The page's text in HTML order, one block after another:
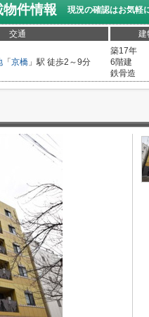
件情報 現況の確認はお気軽
交通 建
「 京橋 」駅 徒歩2～9分
築17年
6階建
鉄骨造